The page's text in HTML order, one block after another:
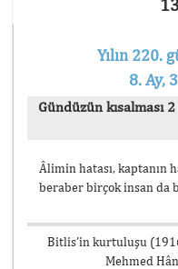
Yılın 220.
8. Ay,
Gündüzün kısalması
Âlimin hatası, kaptanın
beraber birçok insan da
Bitlis’in kurtuluşu
Mehmed